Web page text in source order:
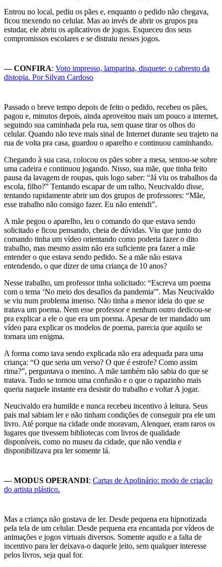
Entrou no local, pediu os pães e, enquanto o pedido não chegava,
ficou mexendo no celular. Mas ao invés de abrir os grupos pra
estudar, ele abriu os aplicativos de jogos. Esqueceu dos seus
compromissos escolares e se distraiu nesses jogos.
— CONFIRA: Voto impresso, lamparina, disquete: o cabresto da
distopia. Por Silvan Cardoso
Passado o breve tempo depois de feito o pedido, recebeu os pães,
pagou e, minutos depois, ainda aproveitou mais um pouco a internet,
seguindo sua caminhada pela rua, sem quase tirar os olhos do
celular. Quando não teve mais sinal de Internet durante seu trajeto na
rua de volta pra casa, guardou o aparelho e continuou caminhando.
Chegando à sua casa, colocou os pães sobre a mesa, sentou-se sobre
uma cadeira e continuou jogando. Nisso, sua mãe, que tinha feito
pausa da lavagem de roupas, quis logo saber: “Já viu os trabalhos da
escola, filho?” Tentando escapar de um ralho, Neucivaldo disse,
tentando rapidamente abrir um dos grupos de professores: “Mãe,
esse trabalho não consigo fazer. Eu não entendi”.
A mãe pegou o aparelho, leu o comando do que estava sendo
solicitado e ficou pensando, cheia de dúvidas. Viu que junto do
comando tinha um vídeo orientando como poderia fazer o dito
trabalho, mas mesmo assim não era suficiente pra fazer a mãe
entender o que estava sendo pedido. Se a mãe não estava
entendendo, o que dizer de uma criança de 10 anos?
Nesse trabalho, um professor tinha solicitado: “Escreva um poema
com o tema ‘No meio dos desafios da pandemia'”. Mas Neucivaldo
se viu num problema imenso. Não tinha a menor ideia do que se
tratava um poema. Nem esse professor e nenhum outro dedicou-se
pra explicar a ele o que era um poema. Apesar de ter mandado um
vídeo para explicar os modelos de poema, parecia que aquilo se
tornara um enigma.
A forma como tava sendo explicada não era adequada para uma
criança: “O que seria um verso? O que é estrofe? Como assim
rima?”, perguntava o menino. A mãe também não sabia do que se
tratava. Tudo se tornou uma confusão e o que o rapazinho mais
queria naquele instante era desistir do trabalho e voltar A jogar.
Neucivaldo era humilde e nunca recebeu incentivo à leitura. Seus
pais mal sabiam ler e não tinham condições de conseguir pra ele um
livro. Até porque na cidade onde moravam, Alenquer, eram raros os
lugares que tivessem bibliotecas com livros de qualidade
disponíveis, como no museu da cidade, que não vendia e
disponibilizava pra ler somente lá.
— MODUS OPERANDI: Cartas de Apolinário: modo de criação
do artista plástico.
Mas a criança não gostava de ler. Desde pequena era hipnotizada
pela tela de um celular. Desde pequena era encantada por vídeos de
animações e jogos virtuais diversos. Somente aquilo e a falta de
incentivo para ler deixava-o daquele jeito, sem qualquer interesse
pelos livros, seja qual for.